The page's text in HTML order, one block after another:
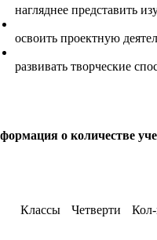
нагляднее представить
освоить проектную
развивать творческие
о количестве
Классы Четверти